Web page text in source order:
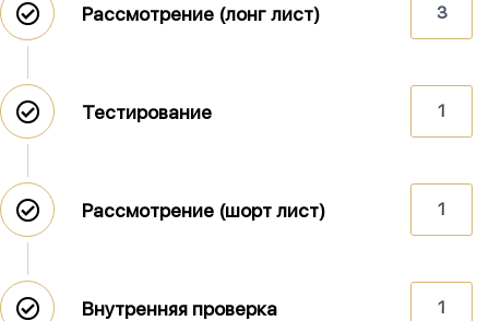
Рассмотрение (лонг лист) 3
Тестирование 1
Рассмотрение (шорт лист) 1
Внутренняя проверка 1